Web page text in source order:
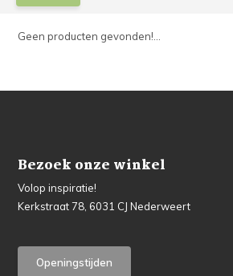
Geen producten gevonden!...
Bezoek onze winkel
Volop inspiratie!
Kerkstraat 78, 6031 CJ Nederweert
Openingstijden